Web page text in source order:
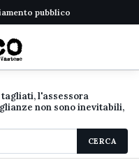
pubblico
l'assessora
non sono inevitabili,
CERCA